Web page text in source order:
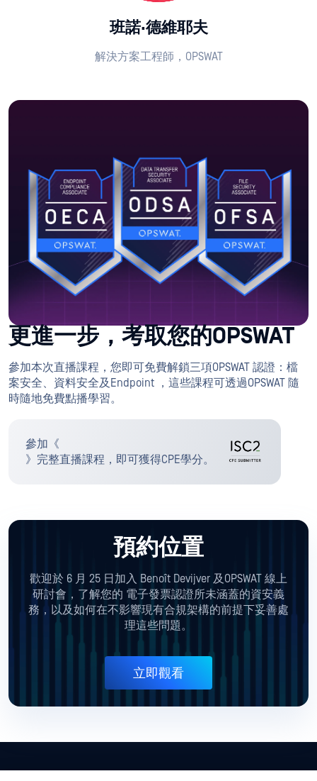
更進一步，考取您的OPSWAT
參加本次直播課程，您即可免費解鎖三項OPSWAT 認證：檔
案安全、資料安全及Endpoint ，這些課程可透過OPSWAT 隨
時隨地免費點播學習。
參加《
》完整直播課程，即可獲得CPE學分。
班諾·德維耶夫
解決方案工程師，OPSWAT
預約位置
歡迎於 6 月 25 日加入 Benoît Devijver 及OPSWAT 線上
研討會，了解您的 電子發票認證所未涵蓋的資安義
務，以及如何在不影響現有合規架構的前提下妥善處
理這些問題。
立即觀看